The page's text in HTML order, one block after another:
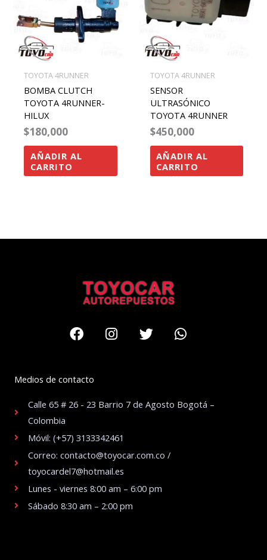
TOYOTA 4RUNNER
BOMBA CLUTCH
TOYOTA 4RUNNER-
HILUX
$180,000
AÑADIR AL
CARRITO
TOYOTA 4RUNNER
SENSOR
ULTRASÓNICO
TOYOTA 4RUNNER
$450,000
AÑADIR AL
CARRITO
FacebookInstagram
TwitterWhatsapp
Medios de contacto
Calle 65 # 26 - 23 Barrio 7 de Agosto Bogotá –
Colombia
Móvil: (+57) 3133342461
Correo: contacto@toyocar.com.co /
toyocardel7@hotmail.es
Lunes - viernes 8:00 am – 6:00 pm
Sábado 8:30 am – 2:00 pm